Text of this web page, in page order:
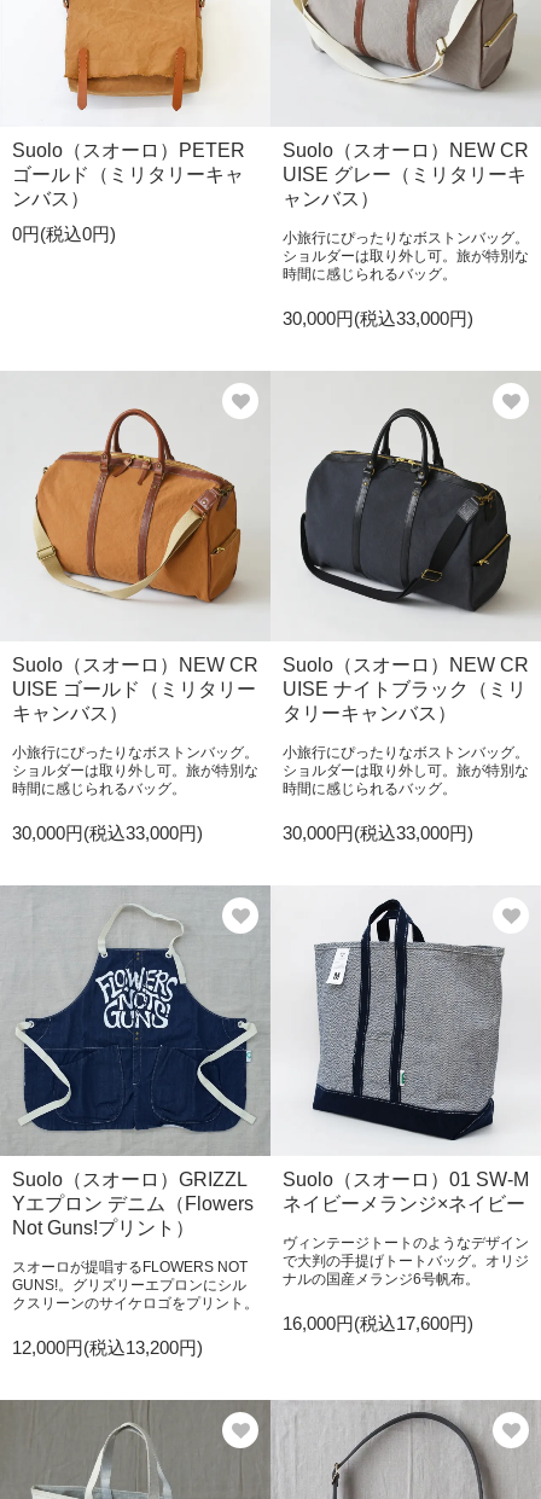
Suolo（スオーロ）PETER
ゴールド（ミリタリーキャ
ンバス）
0円(税込0円)
Suolo（スオーロ）NEW CR
UISE グレー（ミリタリーキ
ャンバス）
小旅行にぴったりなボストンバッグ。
ショルダーは取り外し可。旅が特別な
時間に感じられるバッグ。
30,000円(税込33,000円)
Suolo（スオーロ）NEW CR
UISE ゴールド（ミリタリー
キャンバス）
小旅行にぴったりなボストンバッグ。
ショルダーは取り外し可。旅が特別な
時間に感じられるバッグ。
30,000円(税込33,000円)
Suolo（スオーロ）NEW CR
UISE ナイトブラック（ミリ
タリーキャンバス）
小旅行にぴったりなボストンバッグ。
ショルダーは取り外し可。旅が特別な
時間に感じられるバッグ。
30,000円(税込33,000円)
Suolo（スオーロ）GRIZZL
Yエプロン デニム（Flowers
Not Guns!プリント）
スオーロが提唱するFLOWERS NOT
GUNS!。グリズリーエプロンにシル
クスリーンのサイケロゴをプリント。
12,000円(税込13,200円)
Suolo（スオーロ）01 SW-M
ネイビーメランジ×ネイビー
ヴィンテージトートのようなデザイン
で大判の手提げトートバッグ。オリジ
ナルの国産メランジ6号帆布。
16,000円(税込17,600円)